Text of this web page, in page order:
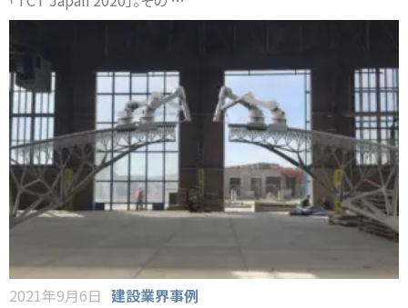
2021年9月6日 建設業界事例